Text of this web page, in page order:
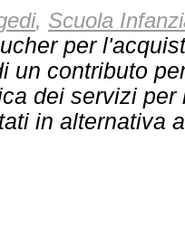
, Scuola
per
un contributo
dei servizi per
in alternativa